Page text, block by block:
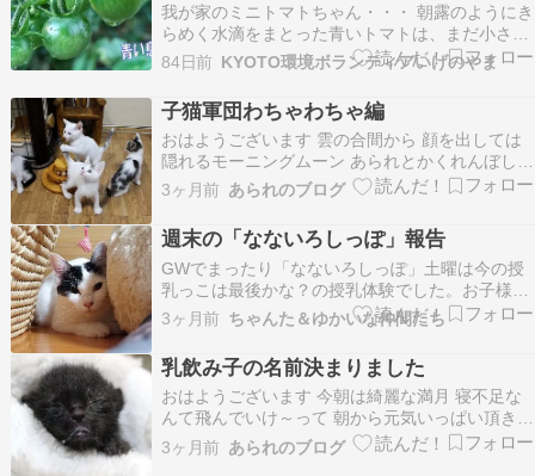
我が家のミニトマトちゃん・・・ 朝露のようにき
らめく水滴をまとった青いトマトは、まだ小さく
ても力強く、生命の鼓動を静かに伝えてくれ, ひ
と粒ひと粒に宿る透明な雫は、雨や風、土の温も
りといった自然の恵みが確かに届いている証。 ま
だ熟す前の青さには、未来への可能性がぎゅっと
詰まって…
84日前 KYOTO環境ボランティアいげのやま
子猫軍団わちゃわちゃ編
おはようございます 雲の合間から 顔を出しては
隠れるモーニングムーン あられとかくれんぼして
るようで 笑顔になれる朝散歩でした ３月２４日
に 段ボールに入れられて遺棄された 小さな命 こ
んなに愛らしくなりました とらやたねやクリーム
サンド ４匹ともなると 写真撮るよ～って 中々…
3ヶ月前 あられのブログ
週末の「なないろしっぽ」報告
GWでまったり「なないろしっぽ」土曜は今の授
乳っこは最後かな？の授乳体験でした。お子様た
ちにも体験して貰てて小さな命の温かさを感じて
もらえたかな～～♪授乳っこたちは順調にいけば
１６日に第一陣でキジトラたちがデビューかな～
～って感じです。来週くらいには募集開始してよ
うかと思います(…
3ヶ月前 ちゃんた＆ゆかいな仲間たち
乳飲み子の名前決まりました
おはようございます 今朝は綺麗な満月 寝不足な
んて飛んでいけ～って 朝から元気いっぱい頂きま
した １週間前に センターにお迎えに行った 生後
２日目の乳飲み子 毎日 しっかりミルク飲んで す
3ヶ月前 あられのブログ